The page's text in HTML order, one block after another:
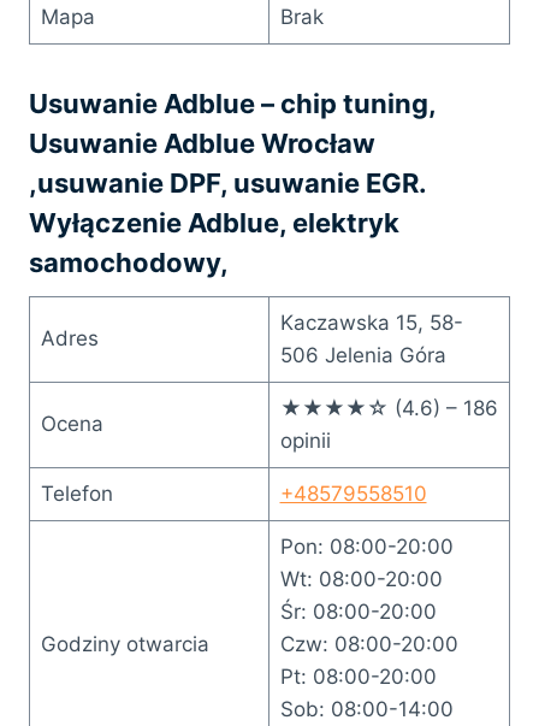
Mapa Brak
Usuwanie Adblue – chip tuning,
Usuwanie Adblue Wrocław
,usuwanie DPF, usuwanie EGR.
Wyłączenie Adblue, elektryk
samochodowy,
Adres
Kaczawska 15, 58-
506 Jelenia Góra
Ocena
★★★★☆ (4.6) – 186
opinii
Telefon +48579558510
Godziny otwarcia
Pon: 08:00-20:00
Wt: 08:00-20:00
Śr: 08:00-20:00
Czw: 08:00-20:00
Pt: 08:00-20:00
Sob: 08:00-14:00